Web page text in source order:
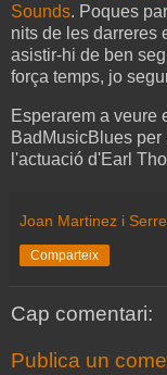
Sounds. Poques
nits de les darreres
asistir-hi de ben
força temps, jo
Esperarem a veure
BadMusicBlues
l'actuació d'Earl
Joan Martinez i
Comparteix
Cap comentari:
Publica un